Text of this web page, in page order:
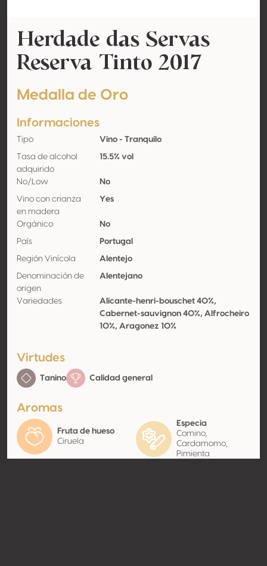
Herdade das Servas
Reserva Tinto 2017
Medalla de Oro
Informaciones
Tipo Vino - Tranquilo
Tasa de alcohol
adquirido
15.5% vol
No/Low No
Vino con crianza
en madera
Yes
Orgánico No
País Portugal
Región Vinícola Alentejo
Denominación de
origen
Alentejano
Variedades
Alicante-henri-bouschet 40%,
Cabernet-sauvignon 40%, Alfrocheiro
10%, Aragonez 10%
Virtudes
Tanino Calidad general
Aromas
Fruta de hueso
Ciruela
Especia
Comino,
Cardamomo,
Pimienta